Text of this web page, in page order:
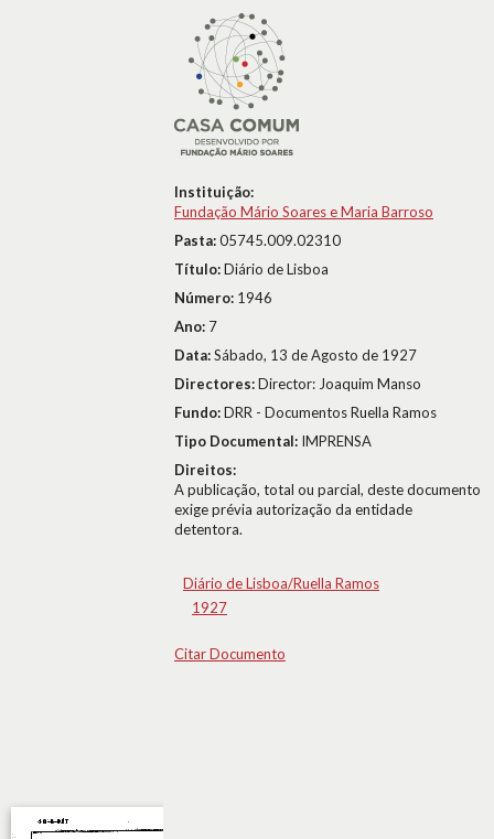
Instituição:
Fundação Mário Soares e Maria Barroso
Pasta:05745.009.02310
Título:Diário de Lisboa
Número: 1946
Ano: 7
Data:Sábado, 13 de Agosto de 1927
Directores:Director: Joaquim Manso
Fundo:DRR - Documentos Ruella Ramos
Tipo Documental: IMPRENSA
Direitos:
A publicação, total ou parcial, deste documento
exige prévia autorização da entidade
detentora.
Diário de Lisboa/Ruella Ramos
1927
Citar Documento